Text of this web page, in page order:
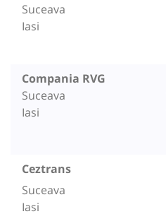
Suceava
Iasi
Compania RVG
Suceava
Iasi
Ceztrans
Suceava
Iasi